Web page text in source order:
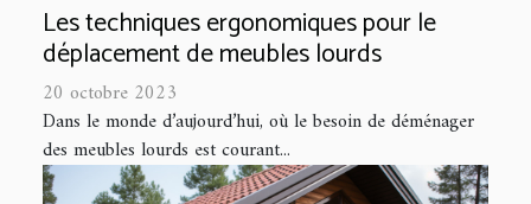
Les techniques ergonomiques pour le
déplacement de meubles lourds
20 octobre 2023
Dans le monde d’aujourd’hui, où le besoin de déménager
des meubles lourds est courant...